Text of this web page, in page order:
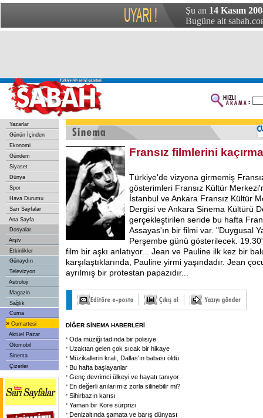
Şu an 14 Kasım
Bugüne ait
Yazarlar
Günün İçinden
Ekonomi
Gündem
Siyaset
Dünya
Spor
Hava Durumu
Sarı Sayfalar
Ana Sayfa
Dosyalar
Arşiv
Etkinlikler
Günaydın
Televizyon
Astroloji
Magazin
Sağlık
Cuma
» Cumartesi
Aktüel Pazar
Otomobil
Sinema
Çizerler
Fransız filmlerini
Türkiye'de vizyona girmemiş
gösterimleri Fransız Kültür
İstanbul ve Ankara Fransız Kültür
Dergisi ve Ankara Sinema Kültürü
gerçekleştirilen seride bu hafta
Assayas'ın bir filmi var. "Duygusal
Perşembe günü gösterilecek.
film bir aşkı anlatıyor... Jean ve Pauline ilk kez bir
karşılaştıklarında, Pauline yirmi yaşındadır. Jean
ayrılmış bir protestan papazıdır...
DİĞER SİNEMA HABERLERİ
Oda müziği tadında bir polisiye
Uzaktan gelen çok sıcak bir hikaye
Müzikallerin kralı, Dallas'ın babası öldü
Bu hafta başlayanlar
Genç devrimci ülkeyi ve hayatı tanıyor
En değerli anılarımız zorla silinebilir mi?
Sihirbazın karısı
Yaman bir Kore sürprizi
Denizaltında şamata ve barış dünyası